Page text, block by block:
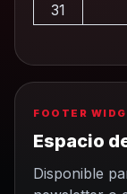
31
FOOTER
Espacio
Disponible